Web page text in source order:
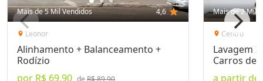
Mais de 5 Mil Vendidos 4,6 star
location_on Leonor
Alinhamento + Balanceamento +
Rodízio
por R$ 69,90 deR$ 89,90
Mais de 2 Mil
location_on Centro
Lavagem
Carros de
a partir de